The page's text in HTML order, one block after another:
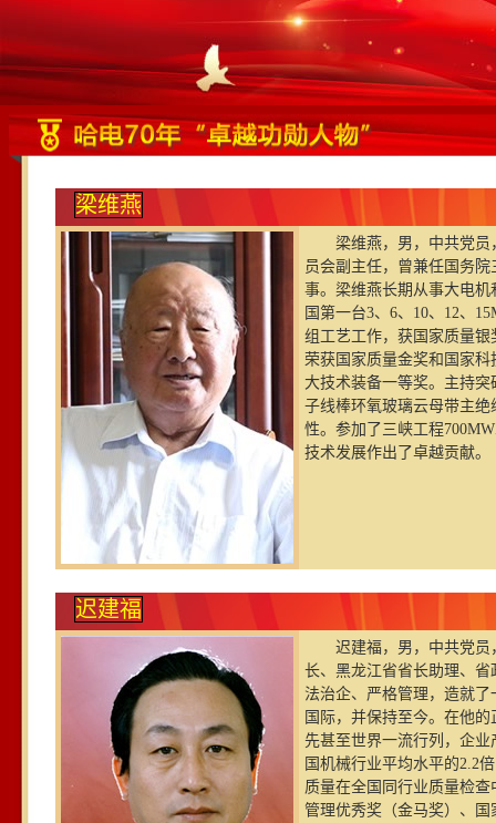
梁维燕
梁维燕，男，中共党员
员会副主任，曾兼任国务
事。梁维燕长期从事大电
国第一台3、6、10、12、
组工艺工作，获国家质量
荣获国家质量金奖和国家
大技术装备一等奖。主持
子线棒环氧玻璃云母带主
性。参加了三峡工程
技术发展作出了卓越贡献。
迟建福
迟建福，男，中共党员
长、黑龙江省省长助理、省
法治企、严格管理，造就
国际，并保持至今。在他
先甚至世界一流行列，企
国机械行业平均水平的2.2
质量在全国同行业质量检
管理优秀奖（金马奖）、